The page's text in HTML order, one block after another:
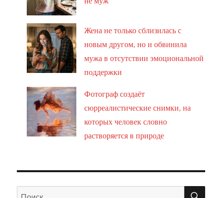
Жена не только сблизилась с
новым другом, но и обвинила
мужа в отсутствии эмоциональной
поддержки
Фотограф создаёт
сюрреалистические снимки, на
которых человек словно
растворяется в природе
Искать: